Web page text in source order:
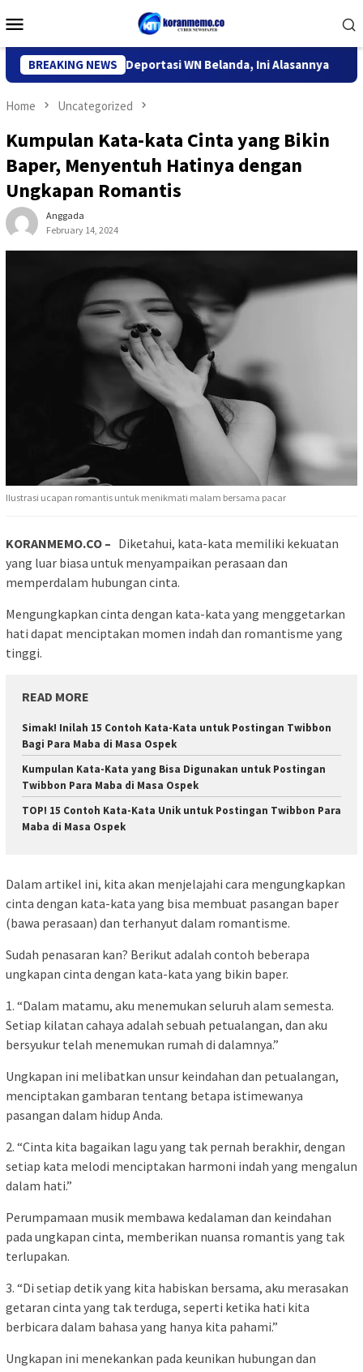
to
Menu
BREAKING NEWS
Kediri Deportasi WN Belanda, Ini Alasannya 9
Home Uncategorized
Kumpulan Kata-kata Cinta yang Bikin
Baper, Menyentuh Hatinya dengan
Ungkapan Romantis
Anggada
February 14, 2024
Ilustrasi ucapan romantis untuk menikmati malam bersama pacar
KORANMEMO.CO – Diketahui, kata-kata memiliki kekuatan
yang luar biasa untuk menyampaikan perasaan dan
memperdalam hubungan cinta.
Mengungkapkan cinta dengan kata-kata yang menggetarkan
hati dapat menciptakan momen indah dan romantisme yang
tinggi.
READ MORE
Simak! Inilah 15 Contoh Kata-Kata untuk Postingan Twibbon
Bagi Para Maba di Masa Ospek
Kumpulan Kata-Kata yang Bisa Digunakan untuk Postingan
Twibbon Para Maba di Masa Ospek
TOP! 15 Contoh Kata-Kata Unik untuk Postingan Twibbon Para
Maba di Masa Ospek
Dalam artikel ini, kita akan menjelajahi cara mengungkapkan
cinta dengan kata-kata yang bisa membuat pasangan baper
(bawa perasaan) dan terhanyut dalam romantisme.
Sudah penasaran kan? Berikut adalah contoh beberapa
ungkapan cinta dengan kata-kata yang bikin baper.
1. “Dalam matamu, aku menemukan seluruh alam semesta.
Setiap kilatan cahaya adalah sebuah petualangan, dan aku
bersyukur telah menemukan rumah di dalamnya.”
Ungkapan ini melibatkan unsur keindahan dan petualangan,
menciptakan gambaran tentang betapa istimewanya
pasangan dalam hidup Anda.
2. “Cinta kita bagaikan lagu yang tak pernah berakhir, dengan
setiap kata melodi menciptakan harmoni indah yang mengalun
dalam hati.”
Perumpamaan musik membawa kedalaman dan keindahan
pada ungkapan cinta, memberikan nuansa romantis yang tak
terlupakan.
3. “Di setiap detik yang kita habiskan bersama, aku merasakan
getaran cinta yang tak terduga, seperti ketika hati kita
berbicara dalam bahasa yang hanya kita pahami.”
Ungkapan ini menekankan pada keunikan hubungan dan